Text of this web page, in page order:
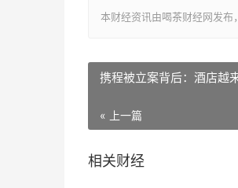
本财经资讯由喝茶财经网发布
携程被立案背后：酒店越
« 上一篇
相关财经